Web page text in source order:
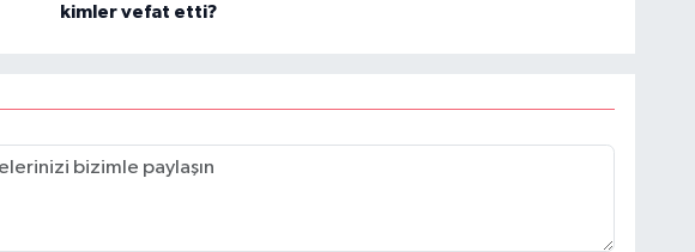
kimler vefat etti?